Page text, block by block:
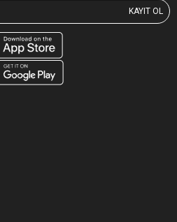
KAYIT OL